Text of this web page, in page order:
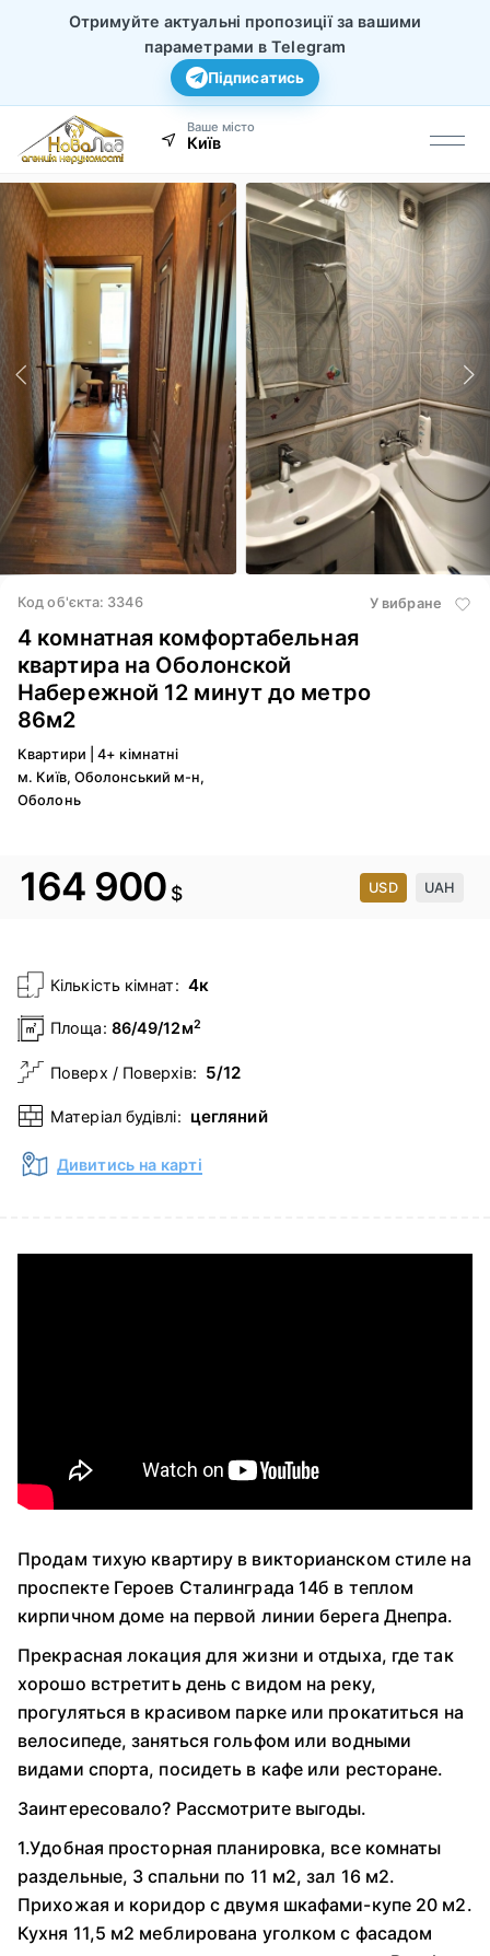
Отримуйте актуальні пропозиції за вашими
параметрами в Telegram
Підписатись
Ваше місто
Київ
Код об'єкта: 3346 У вибране
4 комнатная комфортабельная
квартира на Оболонской
Набережной 12 минут до метро
86м2
Квартири |4+ кімнатні
м. Київ, Оболонський м-н,
Оболонь
164 900 $ USD UAH
Кількість кімнат: 4к
Площа: 86/49/12м2
Поверх / Поверхів: 5/12
Матеріал будівлі: цегляний
Дивитись на карті
Продам тихую квартиру в викторианском стиле на
проспекте Героев Сталинграда 14б в теплом
кирпичном доме на первой линии берега Днепра.
Прекрасная локация для жизни и отдыха, где так
хорошо встретить день с видом на реку,
прогуляться в красивом парке или прокатиться на
велосипеде, заняться гольфом или водными
видами спорта, посидеть в кафе или ресторане.
Заинтересовало? Рассмотрите выгоды.
1.Удобная просторная планировка, все комнаты
раздельные, 3 спальни по 11 м2, зал 16 м2.
Прихожая и коридор с двумя шкафами-купе 20 м2.
Кухня 11,5 м2 меблирована уголком с фасадом